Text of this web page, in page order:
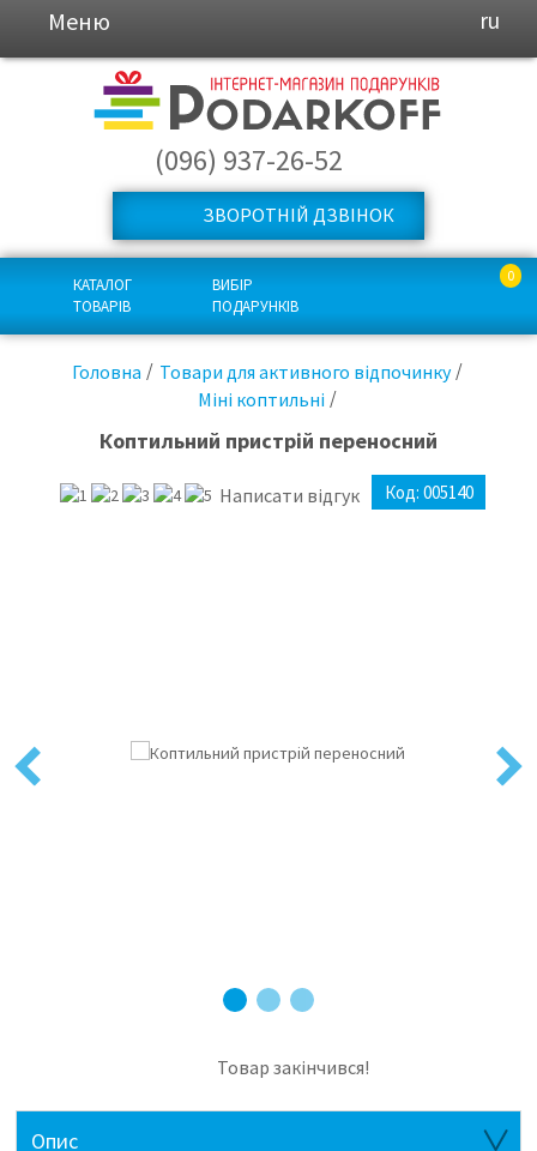
Меню ru
(096) 937-26-52
ЗВОРОТНІЙ ДЗВІНОК
КАТАЛОГ
ТОВАРІВ
ВИБІР
ПОДАРУНКІВ
0
Головна
Товари для активного відпочинку
Міні коптильні
Коптильний пристрій переносний
Написати відгук Код: 005140
Previous Next
Товар закінчився!
Опис